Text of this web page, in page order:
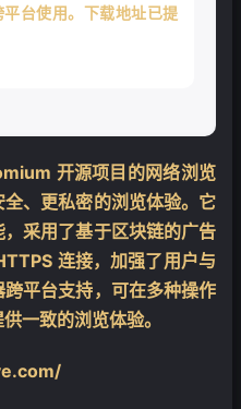
台使用。下载地址已提
开源项目的网络浏览
、更私密的浏览体验。它
采用了基于区块链的广告
连接，加强了用户与
平台支持，可在多种操作
一致的浏览体验。